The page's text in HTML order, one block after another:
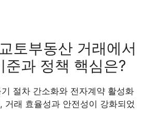
토부동산 거래에서
준과 정책 핵심은?
절차 간소화와 전자계약 활성화
거래 효율성과 안전성이 강화되었